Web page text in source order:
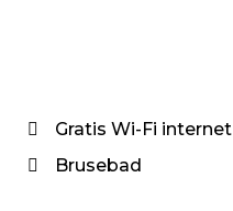
Gratis Wi-Fi internet
Brusebad